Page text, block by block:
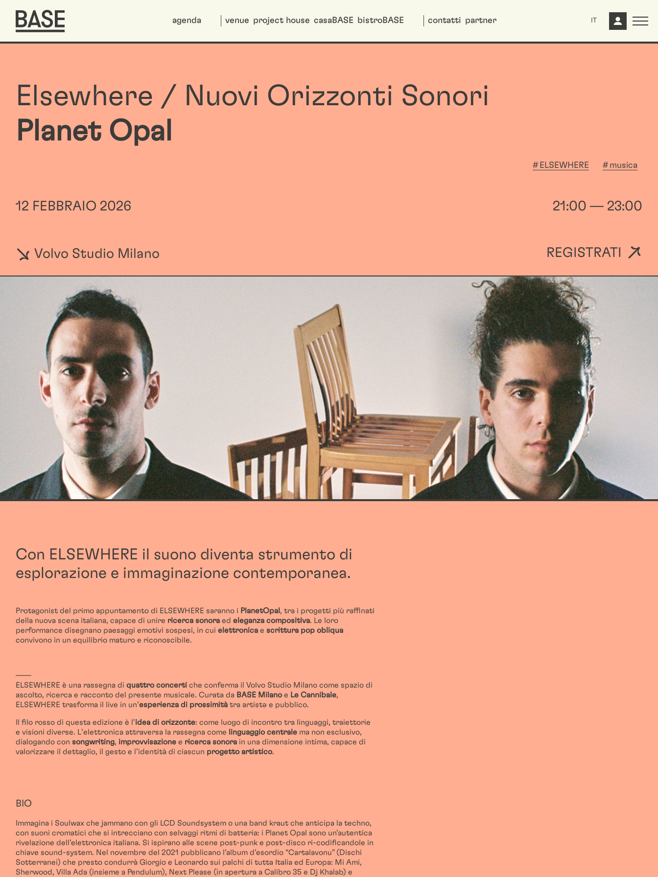
agenda venue project house casaBASE bistroBASE contatti partner IT
Elsewhere / Nuovi Orizzonti Sonori
Planet Opal
ELSEWHERE musica
12 FEBBRAIO 2026 21:00 — 23:00
Volvo Studio Milano REGISTRATI
Con ELSEWHERE il suono diventa strumento di
esplorazione e immaginazione contemporanea.
Protagonist del primo appuntamento di ELSEWHERE saranno i PlanetOpal , tra i progetti più raffinati
della nuova scena italiana, capace di unire ricerca sonora ed eleganza compositiva. Le loro
performance disegnano paesaggi emotivi sospesi, in cui elettronica e scrittura pop obliqua
convivono in un equilibrio maturo e riconoscibile.
––––
ELSEWHERE è una rassegna di quattro concerti che conferma il Volvo Studio Milano come spazio di
ascolto, ricerca e racconto del presente musicale. Curata da BASE Milano e Le Cannibale,
ELSEWHERE trasforma il live in un’esperienza di prossimità tra artistə e pubblico.
Il filo rosso di questa edizione è ’idea di orizzonte: come luogo di incontro tra linguaggi, traiettorie
e visioni diverse. L’elettronica attraversa la rassegna come linguaggio centrale ma non esclusivo,
dialogando con songwriting, improvvisazione e ricerca sonora in una dimensione intima, capace di
valorizzare il dettaglio, il gesto e l ’identità di ciascun progetto artistico.
BIO
Immagina i Soulwax che jammano con gli LCD Soundsystem o una band kraut che anticipa la techno,
con suoni cromatici che si intrecciano con selvaggi ritmi di batteria: i Planet Opal sono un’autentica
rivelazione dell’elettronica italiana. Si ispirano alle scene post-punk e post-disco ri-codificandole in
chiave sound-system. Nel novembre del 2021 pubblicano l’album d’esordio “Cartalavonu” (Dischi
Sotterranei) che presto condurrà Giorgio e Leonardo sui palchi di tutta Italia ed Europa: Mi Ami,
Sherwood, Villa Ada (insieme a Pendulum), Next Please (in apertura a Calibro 35 e Dj Khalab) e